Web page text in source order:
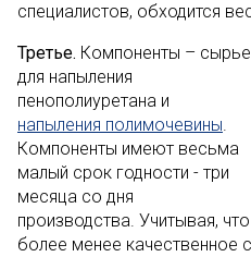
специалистов, обходится
Третье. Компоненты – сырье
для напыления
пенополиуретана и
напыления полимочевины.
Компоненты имеют весьма
малый срок годности - три
месяца со дня
производства. Учитывая, что
более менее качественное